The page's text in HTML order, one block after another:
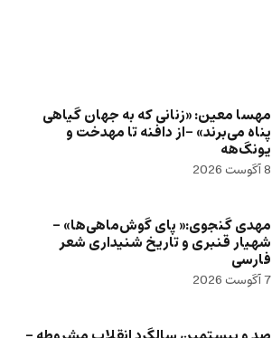
مهسا معین: «زنانی که به جهان گیاهی
پناه می‌برند» -از دافنه تا مهدخت و
یونگ‌هه
8 آگوست 2026
مهدی گنجوی:« پای گوش‌ماهی‌ها» –
شهیار قنبری و تاریخ شنیداری شعر
فارسی
7 آگوست 2026